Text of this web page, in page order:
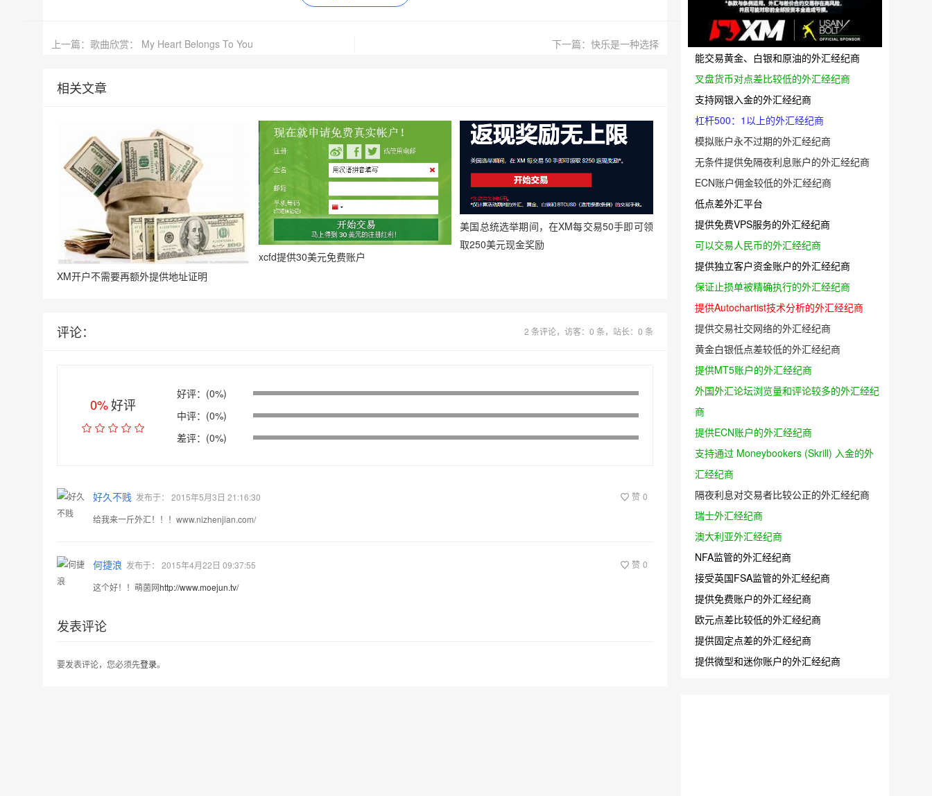
上一篇：歌曲欣赏： My Heart Belongs To You 下一篇：快乐是一种选择
相关文章
XM开户不需要再额外提供地址证明
xcfd提供30美元免费账户
美国总统选举期间，在XM每交易50手即可领
取250美元现金奖励
评论： 2 条评论，访客：0 条，站长：0 条
0%好评
好评：(0%)
中评：(0%)
差评：(0%)
好久不贱 发布于： 2015年5月3日 21:16:30 赞 0
给我来一斤外汇！！！www.nizhenjian.com/
何捷浪 发布于： 2015年4月22日 09:37:55 赞 0
这个好！！萌菌网http://www.moejun.tv/
发表评论
要发表评论，您必须先登录。
能交易黄金、白银和原油的外汇经纪商
叉盘货币对点差比较低的外汇经纪商
支持网银入金的外汇经纪商
杠杆500：1以上的外汇经纪商
模拟账户永不过期的外汇经纪商
无条件提供免隔夜利息账户的外汇经纪商
ECN账户佣金较低的外汇经纪商
低点差外汇平台
提供免费VPS服务的外汇经纪商
可以交易人民币的外汇经纪商
提供独立客户资金账户的外汇经纪商
保证止损单被精确执行的外汇经纪商
提供Autochartist技术分析的外汇经纪商
提供交易社交网络的外汇经纪商
黄金白银低点差较低的外汇经纪商
提供MT5账户的外汇经纪商
外国外汇论坛浏览量和评论较多的外汇经纪
商
提供ECN账户的外汇经纪商
支持通过 Moneybookers (Skrill) 入金的外
汇经纪商
隔夜利息对交易者比较公正的外汇经纪商
瑞士外汇经纪商
澳大利亚外汇经纪商
NFA监管的外汇经纪商
接受英国FSA监管的外汇经纪商
提供免费账户的外汇经纪商
欧元点差比较低的外汇经纪商
提供固定点差的外汇经纪商
提供微型和迷你账户的外汇经纪商